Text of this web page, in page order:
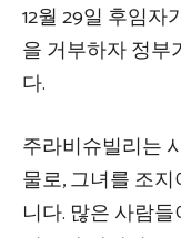
12월 29일 후임
을 거부하자 정부
다.
주라비슈빌리는
물로, 그녀를 조
니다. 많은 사람